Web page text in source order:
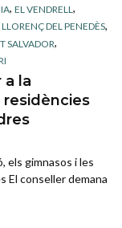
, EL VENDRELL ,
LLORENÇ DEL PENEDÈS,
SALVADOR,
a la
residències
els gimnasos i les
El conseller demana